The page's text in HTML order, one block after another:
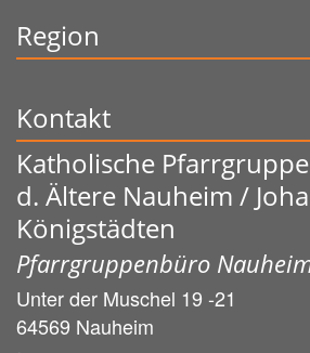
Region
Kontakt
Katholische
d. Ältere Nauheim /
Königstädten
Pfarrgruppenbüro
Unter der Muschel 19 -21
64569 Nauheim